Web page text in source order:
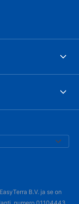
B.V. ja se on